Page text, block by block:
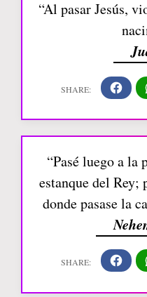
“Al pasar Jesús,
“Pasé luego a la
estanque del Rey;
donde pasase la